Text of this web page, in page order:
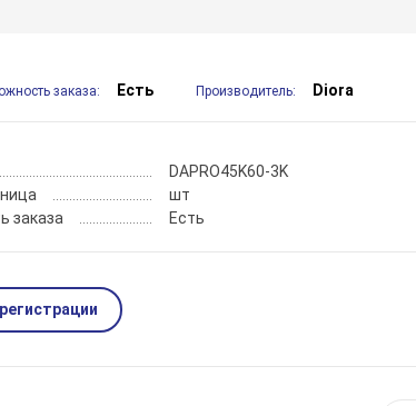
заказа: Есть Производитель: Diora
DAPRO45K60-3K
шт
заказа
Есть